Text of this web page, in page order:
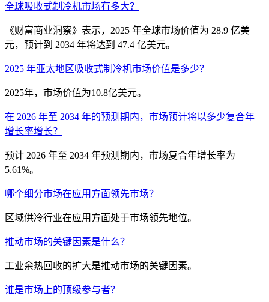
全球吸收式制冷机市场有多大？
《财富商业洞察》表示，2025 年全球市场价值为 28.9 亿美
元，预计到 2034 年将达到 47.4 亿美元。
2025 年亚太地区吸收式制冷机市场价值是多少？
2025年，市场价值为10.8亿美元。
在 2026 年至 2034 年的预测期内，市场预计将以多少复合年
增长率增长？
预计 2026 年至 2034 年预测期内，市场复合年增长率为
5.61%。
哪个细分市场在应用方面领先市场？
区域供冷行业在应用方面处于市场领先地位。
推动市场的关键因素是什么？
工业余热回收的扩大是推动市场的关键因素。
谁是市场上的顶级参与者？